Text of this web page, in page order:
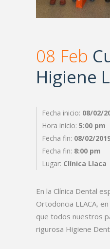
08 Feb
Higiene
Fecha inicio: 08/02/
Hora inicio: 5:00 pm
Fecha fin: 08/02/
Fecha fin: 8:00 pm
Lugar: Clínica Llaca
En la Clínica Dental
Ortodoncia LLACA,
que todos nuestros
rigurosa Higiene